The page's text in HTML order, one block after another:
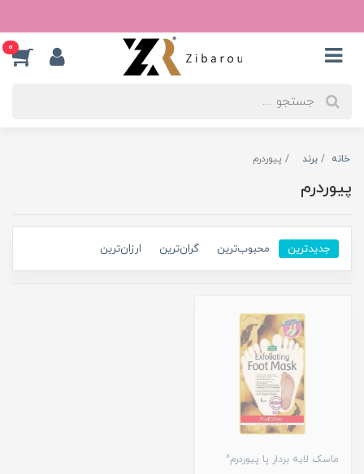
0
خانه برند پیوردرم
پیوردرم
جدیدترین محبوب‌ترین گران‌ترین ارزان‌ترین
ماسک لایه بردار پا پیوردرم^